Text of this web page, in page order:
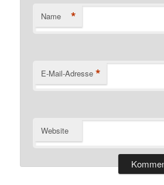
Name *
E-Mail-Adresse *
Website